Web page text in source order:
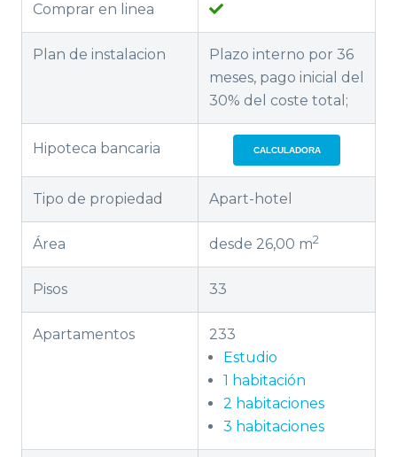
Comprar en linea
Plan de instalacion
Plazo interno por 36
meses, pago inicial del
30% del coste total;
Hipoteca bancaria CALCULADORA
Tipo de propiedad Apart-hotel
Área desde 26,00 m2
Pisos 33
Apartamentos
233
Estudio
1 habitación
2 habitaciones
3 habitaciones